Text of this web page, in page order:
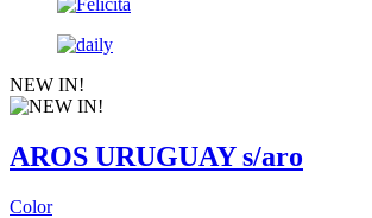
NEW IN!
AROS URUGUAY s/aro
Color